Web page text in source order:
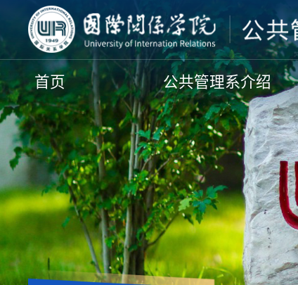
首页 公共管理系介绍